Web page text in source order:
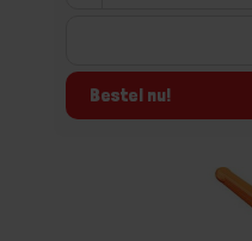
Bestel nu!